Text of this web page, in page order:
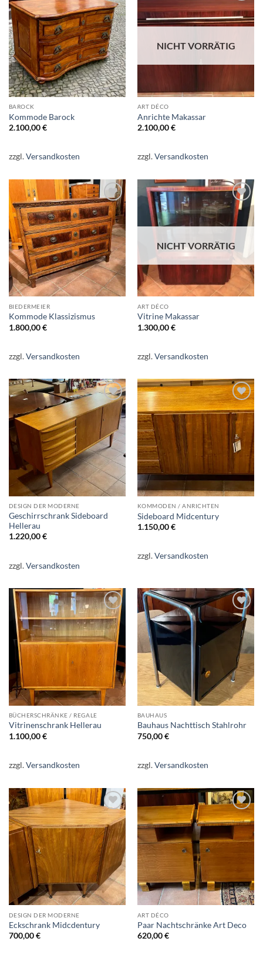
Auf die
Wunschliste
BAROCK
Kommode Barock
2.100,00€
zzgl.Versandkosten
Auf die
Wunschliste
NICHT VORRÄTIG
ART DÉCO
Anrichte Makassar
2.100,00€
zzgl.Versandkosten
Auf die
Wunschliste
BIEDERMEIER
Kommode Klassizismus
1.800,00€
zzgl.Versandkosten
Auf die
Wunschliste
NICHT VORRÄTIG
ART DÉCO
Vitrine Makassar
1.300,00€
zzgl.Versandkosten
Auf die
Wunschliste
DESIGN DER MODERNE
Geschirrschrank Sideboard
Hellerau
1.220,00€
zzgl.Versandkosten
Auf die
Wunschliste
KOMMODEN / ANRICHTEN
Sideboard Midcentury
1.150,00€
zzgl.Versandkosten
Auf die
Wunschliste
BÜCHERSCHRÄNKE / REGALE
Vitrinenschrank Hellerau
1.100,00€
zzgl.Versandkosten
Auf die
Wunschliste
BAUHAUS
Bauhaus Nachttisch Stahlrohr
750,00€
zzgl.Versandkosten
Auf die
Wunschliste
DESIGN DER MODERNE
Eckschrank Midcdentury
700,00€
Auf die
Wunschliste
ART DÉCO
Paar Nachtschränke Art Deco
620,00€